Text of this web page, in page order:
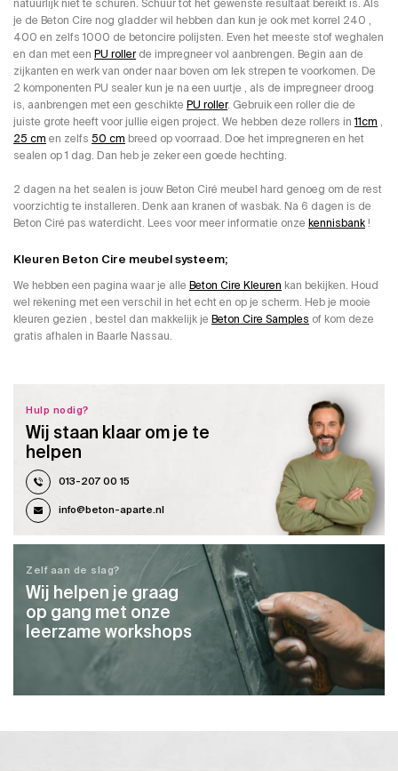
natuurlijk niet te schuren. Schuur tot het gewenste resultaat bereikt is. Als
je de Beton Cire nog gladder wil hebben dan kun je ook met korrel 240 ,
400 en zelfs 1000 de betoncire polijsten. Even het meeste stof weghalen
en dan met een PU rollerde impregneer vol aanbrengen. Begin aan de
zijkanten en werk van onder naar boven om lek strepen te voorkomen. De
2 komponenten PU sealer kun je na een uurtje , als de impregneer droog
is, aanbrengen met een geschikte PU roller. Gebruik een roller die de
juiste grote heeft voor jullie eigen project. We hebben deze rollers in11cm ,
25 cm en zelfs 50 cm breed op voorraad. Doe het impregneren en het
sealen op 1 dag. Dan heb je zeker een goede hechting.
2 dagen na het sealen is jouw Beton Ciré meubel hard genoeg om de rest
voorzichtig te installeren. Denk aan kranen of wasbak. Na 6 dagen is de
Beton Ciré pas waterdicht. Lees voor meer informatie onze kennisbank !
Kleuren Beton Cire meubel systeem;
We hebben een pagina waar je alle Beton Cire Kleuren kan bekijken. Houd
wel rekening met een verschil in het echt en op je scherm. Heb je mooie
kleuren gezien , bestel dan makkelijk je Beton Cire Samples of kom deze
gratis afhalen in Baarle Nassau.
Hulp nodig?
Wij staan klaar om je te
helpen
013-207 00 15
info@beton-aparte.nl
Zelf aan de slag?
Wij helpen je graag
op gang met onze
leerzame workshops